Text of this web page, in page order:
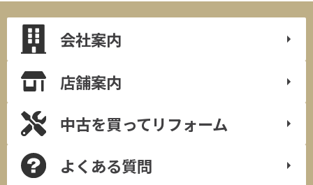
会社案内
店舗案内
中古を買ってリフォーム
よくある質問